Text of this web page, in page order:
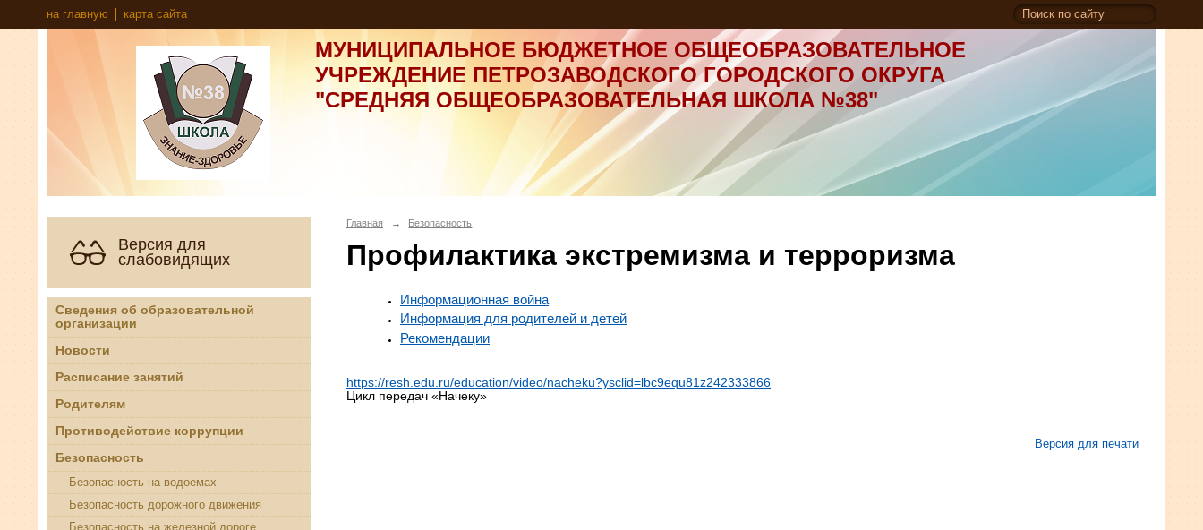
на главную карта сайта
МУНИЦИПАЛЬНОЕ БЮДЖЕТНОЕ ОБЩЕОБРАЗОВАТЕЛЬНОЕ
УЧРЕЖДЕНИЕ ПЕТРОЗАВОДСКОГО ГОРОДСКОГО ОКРУГА
"СРЕДНЯЯ ОБЩЕОБРАЗОВАТЕЛЬНАЯ ШКОЛА №38"
Версия для
слабовидящих
Сведения об образовательной
организации
Новости
Расписание занятий
Родителям
Противодействие коррупции
Безопасность
Безопасность на водоемах
Безопасность дорожного движения
Главная → Безопасность
Профилактика экстремизма и терроризма
Информационная война
Информация для родителей и детей
Рекомендации
https://resh.edu.ru/education/video/nacheku?ysclid=lbc9equ81z242333866
Цикл передач «Начеку»
Версия для печати